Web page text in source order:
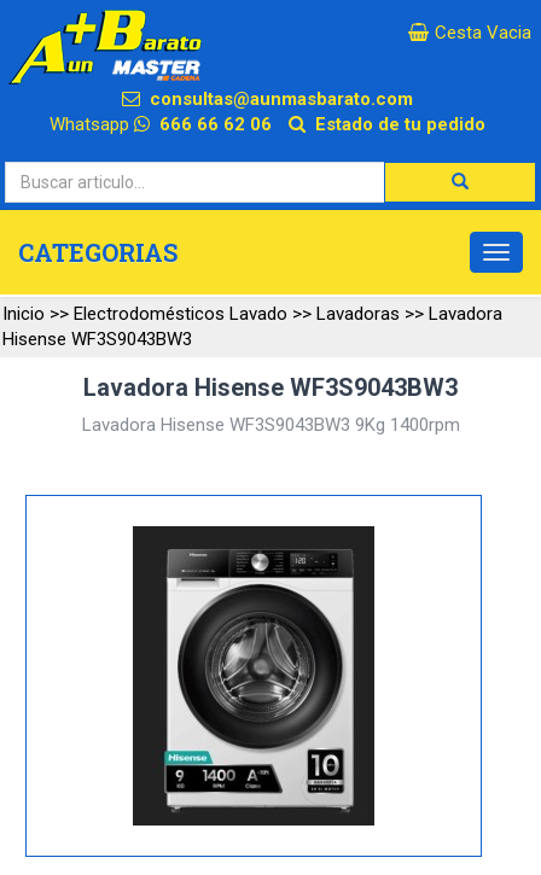
×
Cesta Vacia
consultas@aunmasbarato.com
Whatsapp
666 66 62 06 Estado de tu pedido
CATEGORIAS
Inicio >> Electrodomésticos Lavado >> Lavadoras >> Lavadora
Hisense WF3S9043BW3
Lavadora Hisense WF3S9043BW3
Lavadora Hisense WF3S9043BW3 9Kg 1400rpm